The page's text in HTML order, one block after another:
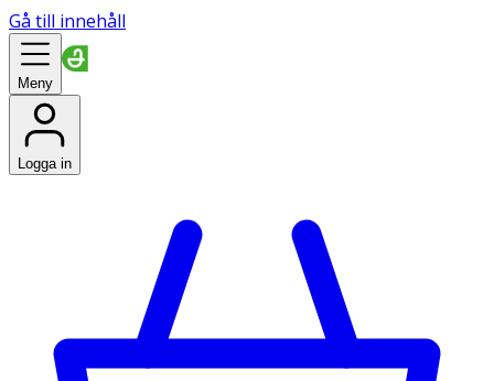
Gå till innehåll
Meny
Logga in